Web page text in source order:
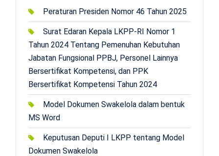
Peraturan Presiden Nomor 46 Tahun 2025
Surat Edaran Kepala LKPP-RI Nomor 1
Tahun 2024 Tentang Pemenuhan Kebutuhan
Jabatan Fungsional PPBJ, Personel Lainnya
Bersertifikat Kompetensi, dan PPK
Bersertifikat Kompetensi Tahun 2024
Model Dokumen Swakelola dalam bentuk
MS Word
Keputusan Deputi I LKPP tentang Model
Dokumen Swakelola